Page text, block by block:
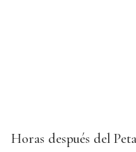
Horas después del